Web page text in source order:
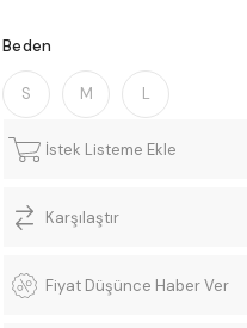
Beden
S M L
İstek Listeme Ekle
Karşılaştır
Fiyat Düşünce Haber Ver